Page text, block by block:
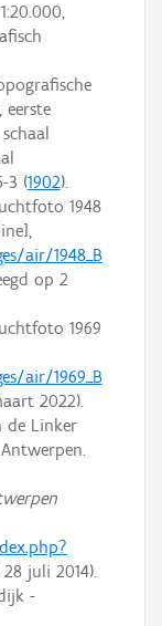
eerste
3 (1902).
1948
air/1948_B
op 2
1969
air/1969_B
2022).
de Linker
juli 2014).
-